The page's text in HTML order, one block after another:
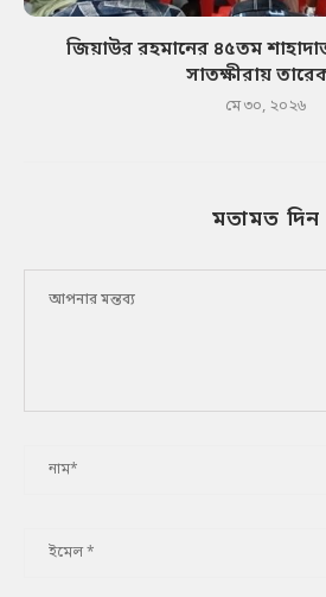
জিয়াউর রহমানের ৪৫তম
সাতক্ষীরায়
মে ৩০, ২০২৬
মতামত দিন